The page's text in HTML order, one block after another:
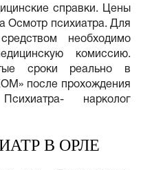
справки. Цены
Осмотр психиатра. Для
необходимо
комиссию.
сроки реально в
после прохождения
нарколог
В ОРЛЕ